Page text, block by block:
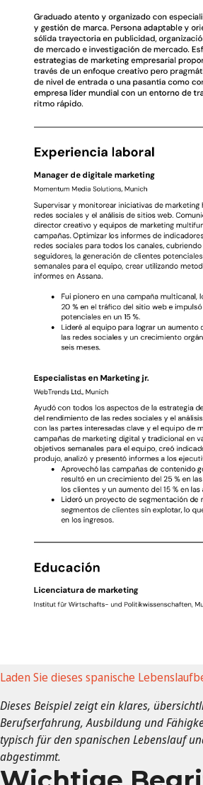
Laden Sie dieses spanische
Dieses Beispiel zeigt ein klares,
Berufserfahrung, Ausbildung und
typisch für den spanischen Lebenslauf
abgestimmt.